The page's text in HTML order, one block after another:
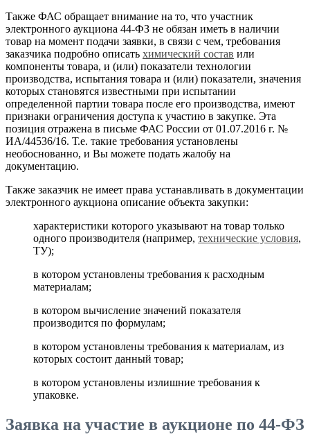
Также ФАС обращает внимание на то, что участник
электронного аукциона 44-ФЗ не обязан иметь в наличии
товар на момент подачи заявки, в связи с чем, требования
заказчика подробно описать химический состав или
компоненты товара, и (или) показатели технологии
производства, испытания товара и (или) показатели, значения
которых становятся известными при испытании
определенной партии товара после его производства, имеют
признаки ограничения доступа к участию в закупке. Эта
позиция отражена в письме ФАС России от 01.07.2016 г. №
ИА/44536/16. Т.е. такие требования установлены
необоснованно, и Вы можете подать жалобу на
документацию.
Также заказчик не имеет права устанавливать в документации
электронного аукциона описание объекта закупки:
характеристики которого указывают на товар только
одного производителя (например, технические условия,
ТУ);
в котором установлены требования к расходным
материалам;
в котором вычисление значений показателя
производится по формулам;
в котором установлены требования к материалам, из
которых состоит данный товар;
в котором установлены излишние требования к
упаковке.
Заявка на участие в аукционе по 44-ФЗ